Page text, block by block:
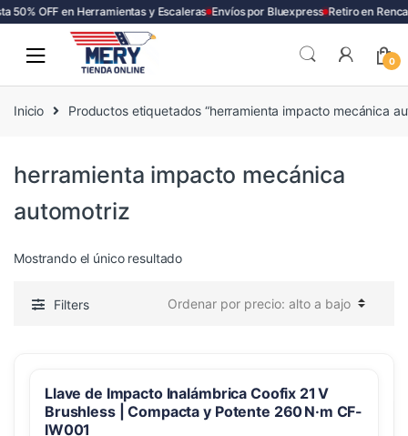
50% OFF en Herramientas y Escaleras Envíos por Bluexpress Retiro en Renca
0
Inicio Productos etiquetados “herramienta impacto mecánica
herramienta impacto mecánica
automotriz
Mostrando el único resultado
Filters
Llave de Impacto Inalámbrica Coofix 21 V
Brushless | Compacta y Potente 260 N·m CF-
IW001